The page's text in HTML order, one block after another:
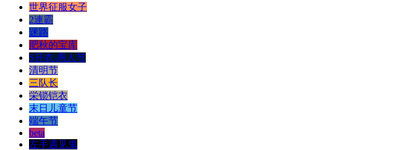
世界征服女子
2連霸
迷路
肥秋的宝库
S开衣-愚人节
清明节
三队长
栄锁铠衣
末日儿童节
端午节
beta
左手遇见鬼